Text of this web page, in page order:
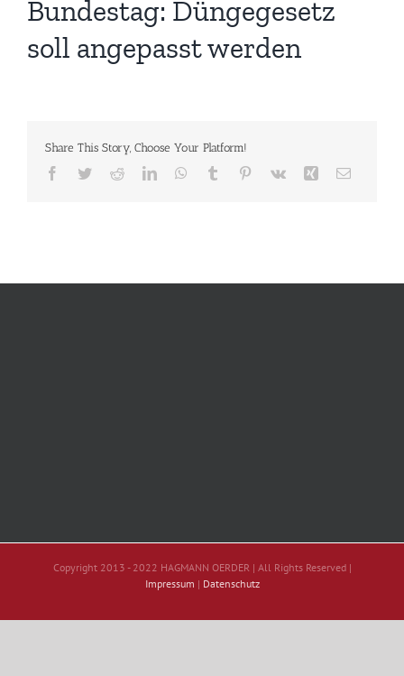
Bundestag: Düngegesetz
soll angepasst werden
Share This Story, Choose Your Platform!
Facebook
TwitterRedditLinkedInWhatsApp
Tumblr Pinterest
Vk Xing E-
Copyright 2013 - 2022 HAGMANN OERDER | All Rights Reserved |
Impressum | Datenschutz